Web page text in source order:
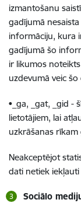
izmantošanu
gadījumā
informāciju, kura
gadījumā šo
ir likumos
uzdevumā veic
•_ga, _gat, _gid -
lietotājiem, lai
uzkrāšanas
Neakceptējot
dati netiek
Sociālo